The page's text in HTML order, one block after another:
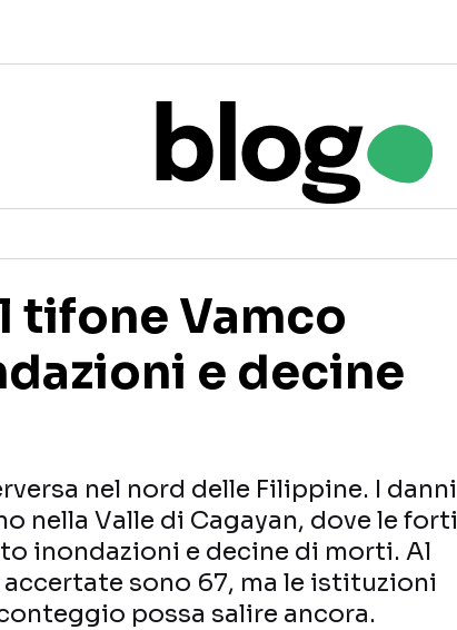
tifone Vamco
e decine
nel nord delle Filippine. I danni
nella Valle di Cagayan, dove le forti
inondazioni e decine di morti. Al
sono 67, ma le istituzioni
possa salire ancora.